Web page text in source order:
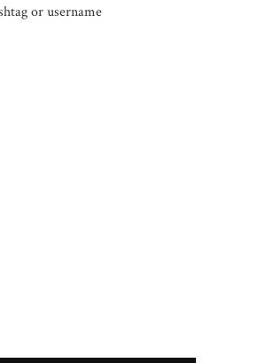
or username